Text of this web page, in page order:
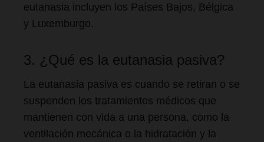
eutanasia incluyen los Países Bajos, Bélgica
y Luxemburgo.
3. ¿Qué es la eutanasia pasiva?
La eutanasia pasiva es cuando se retiran o se
suspenden los tratamientos médicos que
mantienen con vida a una persona, como la
ventilación mecánica o la hidratación y la